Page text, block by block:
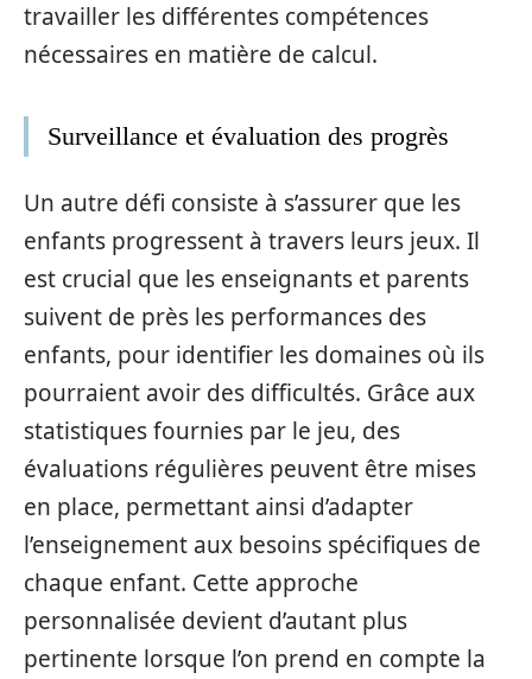
travailler les différentes compétences
nécessaires en matière de calcul.
Surveillance et évaluation des progrès
Un autre défi consiste à s’assurer que les
enfants progressent à travers leurs jeux. Il
est crucial que les enseignants et parents
suivent de près les performances des
enfants, pour identifier les domaines où ils
pourraient avoir des difficultés. Grâce aux
statistiques fournies par le jeu, des
évaluations régulières peuvent être mises
en place, permettant ainsi d’adapter
l’enseignement aux besoins spécifiques de
chaque enfant. Cette approche
personnalisée devient d’autant plus
pertinente lorsque l’on prend en compte la